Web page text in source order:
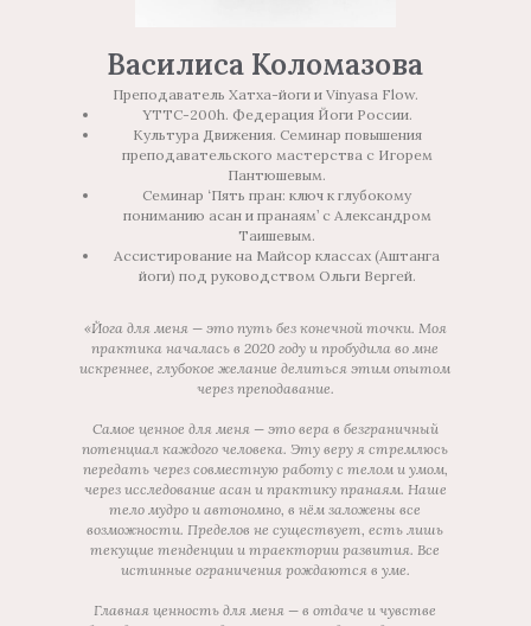
Василиса Коломазова
Преподаватель Хатха-йоги и Vinyasa Flow.
YTTC-200h. Федерация Йоги России.
Культура Движения. Семинар повышения
преподавательского мастерства с Игорем
Пантюшевым.
Семинар ‘Пять пран: ключ к глубокому
пониманию асан и пранаям’ с Александром
Таишевым.
Ассистирование на Майсор классах (Аштанга
йоги) под руководством Ольги Вергей.
«Йога для меня — это путь без конечной точки. Моя
практика началась в 2020 году и пробудила во мне
искреннее, глубокое желание делиться этим опытом
через преподавание.
Самое ценное для меня — это вера в безграничный
потенциал каждого человека. Эту веру я стремлюсь
передать через совместную работу с телом и умом,
через исследование асан и практику пранаям. Наше
тело мудро и автономно, в нём заложены все
возможности. Пределов не существует, есть лишь
текущие тенденции и траектории развития. Все
истинные ограничения рождаются в уме.
Главная ценность для меня — в отдаче и чувстве